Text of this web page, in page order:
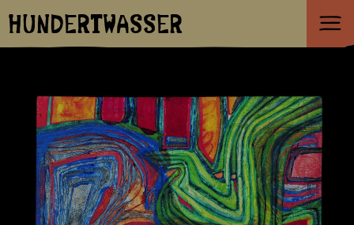
HUNDERTWASSER